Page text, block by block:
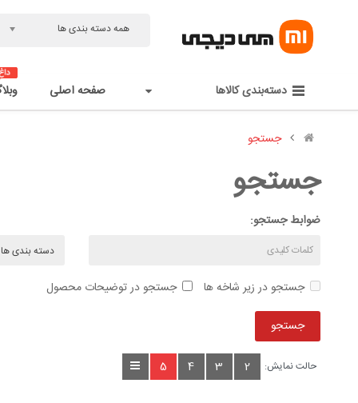
همه دسته بندی ها
دسته‌بندی کالاها صفحه اصلی
جستجو
جستجو
ضوابط جستجو:
جستجو در زیر شاخه ها جستجو در توضیحات محصول
حالت نمایش: 2
3
4
5